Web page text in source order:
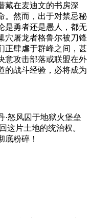
藏在麦迪文的书房深
。然而，出于对禁忌秘
是勇者还是愚人，都无
穴屠龙者格鲁尔被刀锋
正肆虐于群峰之间，甚
意攻击部落或联盟在外
的战斗经验，必将成为
·怒风囚于地狱火堡垒
这片土地的统治权。
底粉碎！